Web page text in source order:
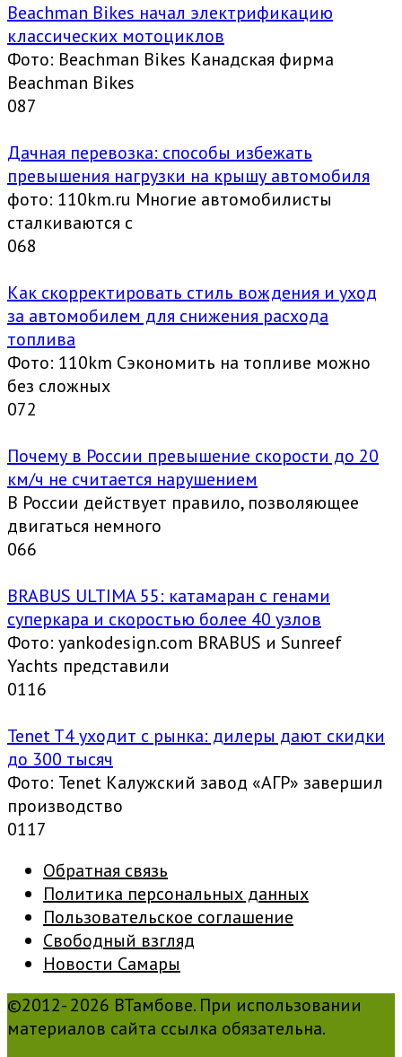
Beachman Bikes начал электрификацию
классических мотоциклов
Фото: Beachman Bikes Канадская фирма
Beachman Bikes
087
Дачная перевозка: способы избежать
превышения нагрузки на крышу автомобиля
фото: 110km.ru Многие автомобилисты
сталкиваются с
068
Как скорректировать стиль вождения и уход
за автомобилем для снижения расхода
топлива
Фото: 110km Сэкономить на топливе можно
без сложных
072
Почему в России превышение скорости до 20
км/ч не считается нарушением
В России действует правило, позволяющее
двигаться немного
066
BRABUS ULTIMA 55: катамаран с генами
суперкара и скоростью более 40 узлов
Фото: yankodesign.com BRABUS и Sunreef
Yachts представили
0116
Tenet T4 уходит с рынка: дилеры дают скидки
до 300 тысяч
Фото: Tenet Калужский завод «АГР» завершил
производство
0117
Обратная связь
Политика персональных данных
Пользовательское соглашение
Свободный взгляд
Новости Самары
©2012- 2026 ВТамбове. При использовании
материалов сайта ссылка обязательна.